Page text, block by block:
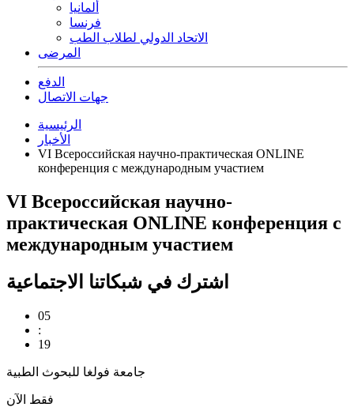
ألمانيا
فرنسا
الاتحاد الدولي لطلاب الطب
المرضى
الدفع
جهات الاتصال
الرئيسية
الأخبار
VI Всероссийская научно-практическая ONLINE
конференция с международным участием
VI Всероссийская научно-
практическая ONLINE конференция с
международным участием
اشترك في شبكاتنا الاجتماعية
05
:
19
جامعة فولغا للبحوث الطبية
فقط الآن